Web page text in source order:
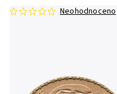
Neohodnoceno